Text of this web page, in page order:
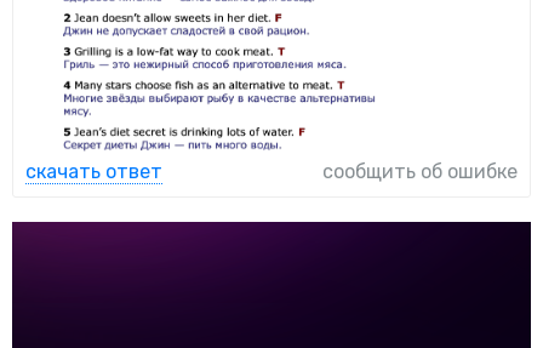
скачать ответ сообщить об ошибке